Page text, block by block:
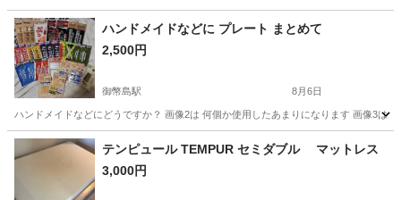
大阪 大阪市 御幣島駅 インテリア雑貨/小物 インク
ハンドメイドなどに プレート まとめて
2,500円
御幣島駅 8月6日
ハンドメイドなどにどうですか？ 画像2は 何個か使用したあまりになります 画像3は
大阪 大阪市 御幣島駅 インテリア雑貨/小物 画像
テンピュール TEMPUR セミダブル マットレス
3,000円